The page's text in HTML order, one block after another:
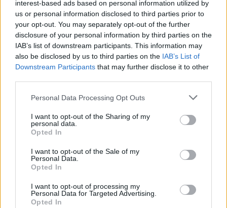
interest-based ads based on personal information utilized by
us or personal information disclosed to third parties prior to
your opt-out. You may separately opt-out of the further
disclosure of your personal information by third parties on the
IAB’s list of downstream participants. This information may
also be disclosed by us to third parties on the IAB’s List of
Downstream Participants that may further disclose it to other
Personal Data Processing Opt Outs
I want to opt-out of the Sharing of my
personal data.
Opted In
I want to opt-out of the Sale of my
Personal Data.
Opted In
I want to opt-out of processing my
Personal Data for Targeted Advertising.
Opted In
ΔΙΕΘΝΗ 16.01.2026 09:38
ΣΠΥΡΟΣ ΣΕΡΜΠΕΤΗΣ - ΠΑΠΠΑΣ
Ιράν: Πώς οδηγήθηκε ο Τραμπ στο να μη
χτυπήσει τώρα την Τεχεράνη - Η
μεσολάβηση Νετανιάχου και το
αεροπλανοφόρο που πλησιάζει
Εγγραφή στο newsletter
Αποδέχομαι τους
και την πολιτική απορρήτου